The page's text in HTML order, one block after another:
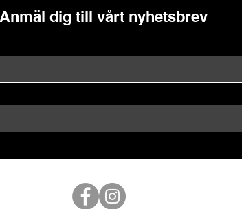
Anmäl dig till vårt nyhetsbrev